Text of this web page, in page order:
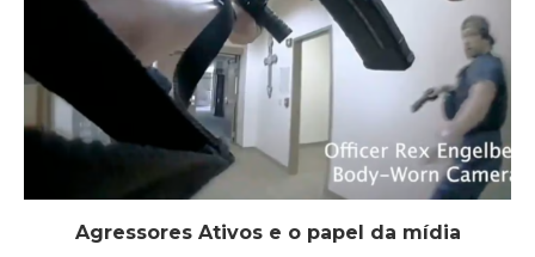
Agressores Ativos e o papel da mídia